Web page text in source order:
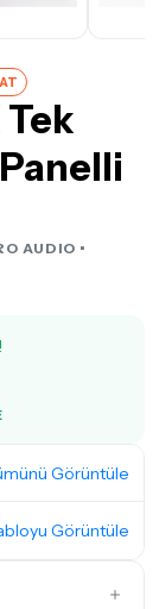
AUDIO •
Görüntüle
Görüntüle